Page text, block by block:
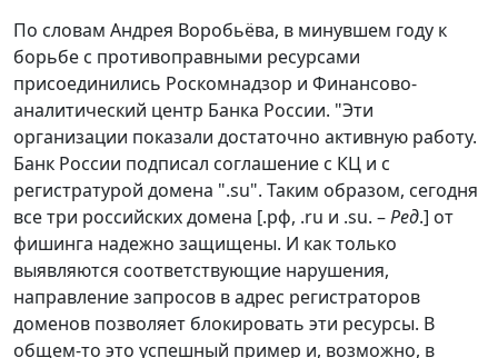
По словам Андрея Воробьёва, в минувшем году к
борьбе с противоправными ресурсами
присоединились Роскомнадзор и Финансово-
аналитический центр Банка России. "Эти
организации показали достаточно активную работу.
Банк России подписал соглашение с КЦ и с
регистратурой домена ".su". Таким образом, сегодня
все три российских домена [.рф, .ru и .su. –Ред.] от
фишинга надежно защищены. И как только
выявляются соответствующие нарушения,
направление запросов в адрес регистраторов
доменов позволяет блокировать эти ресурсы. В
общем-то это успешный пример и, возможно, в